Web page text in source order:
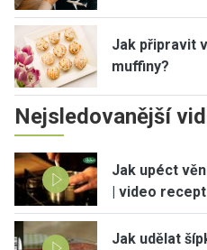
Jak připravit
muffiny?
Nejsledovanější
Jak upéct
| video recept
Jak udělat